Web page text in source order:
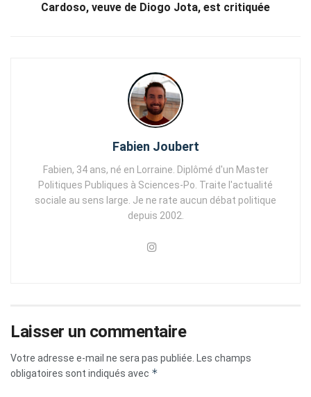
Cardoso, veuve de Diogo Jota, est critiquée
Fabien Joubert
Fabien, 34 ans, né en Lorraine. Diplômé d'un Master
Politiques Publiques à Sciences-Po. Traite l'actualité
sociale au sens large. Je ne rate aucun débat politique
depuis 2002.
Laisser un commentaire
Votre adresse e-mail ne sera pas publiée. Les champs
obligatoires sont indiqués avec *